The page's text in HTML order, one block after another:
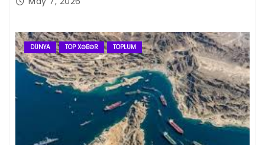
DÜNYA TOP XƏBƏR TOPLUM